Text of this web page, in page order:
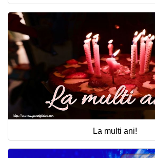
La multi ani!